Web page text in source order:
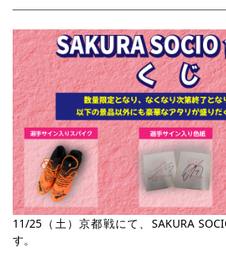
チームについて
選手・スタッフ スケジュール メディア情報
アカデミー ハナサカプレーヤー 歴代所属選
チケット
チケット情報 販売スケジュール 価格・席種
シーズンシート 法人シーズンシート 福祉サ
特定興行入場券
譲渡サービス リセールサー
観戦ガイド
初めて観戦ガイド キッズ向けサービス グル
観戦マナー&ルール
ビジターサポーター観戦
スタジアム
YANMAR HANASAKA STADIUM
DAZNで観戦
DAZNで観戦
クラブを知る
セレッソ大阪について
クラブ紹介 沿革 シーズン記録 求人情報
サポートする
パートナー企業募集中 セレッソ大阪VISAカ
セレッソアイデアちょうだいな
応援商店街
Lise（ライセンスビジネス）
サステナビリティ
サステナビリティポリシー SDGsのゴール
活動レポート
ファンクラブ
ファンクラブ
SAKURA SOCIO SAKURA POINT Program
まいセレチケット
会員規定 婚姻届・出生
ニュース
ニュース
すべて チーム グッズ チケット イベント
ホームタウン パートナー スポーツクラブ
レディース
アカデミー
11/25（土）京都戦にて、SAKURA
す。